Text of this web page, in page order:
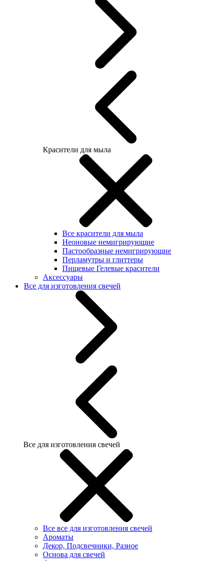
Красители для мыла
Все красители для мыла
Неоновые немигрирующие
Пастообразные немигрирующие
Перламутры и глиттеры
Пищевые Гелевые красители
Аксессуары
Все для изготовления свечей
Все для изготовления свечей
Все все для изготовления свечей
Ароматы
Декор, Подсвечники, Разное
Основа для свечей